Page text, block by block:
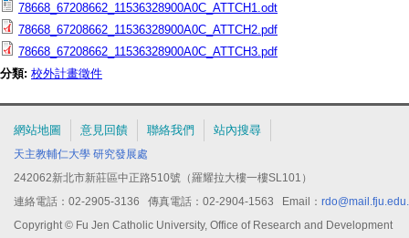
78668_67208662_11536328900A0C_ATTCH1.odt
78668_67208662_11536328900A0C_ATTCH2.pdf
78668_67208662_11536328900A0C_ATTCH3.pdf
分類: 校外計畫徵件
網站地圖 意見回饋 聯絡我們 站內搜尋
天主教輔仁大學 研究發展處
242062新北市新莊區中正路510號（羅耀拉大樓一樓SL101）
連絡電話：02-2905-3136 傳真電話：02-2904-1563 Email：
Copyright © Fu Jen Catholic University, Office of Research and Development